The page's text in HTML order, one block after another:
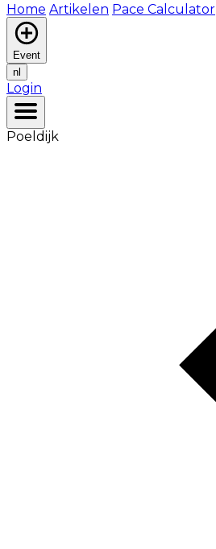
Home Artikelen Pace Calculator
Event
nl
Login
Poeldijk